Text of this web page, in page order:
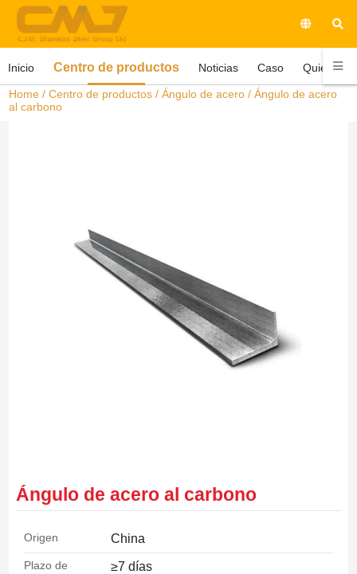
Inicio Centro de productos Noticias Caso Quiénes
Home /Centro de productos /Ángulo de acero / Ángulo de acero
al carbono
Ángulo de acero al carbono
Origen China
Plazo de
≥7 días